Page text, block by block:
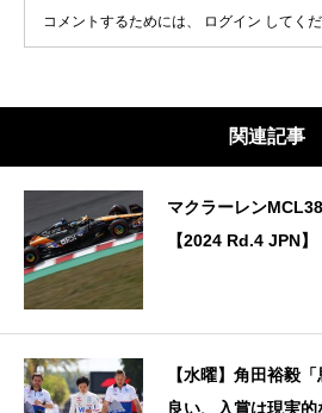
コメントするためには、 ログイン してくだ
関連記事
マクラーレン
【2024 Rd.4 JPN】
【水曜】角田裕毅
良い、入賞は現実的